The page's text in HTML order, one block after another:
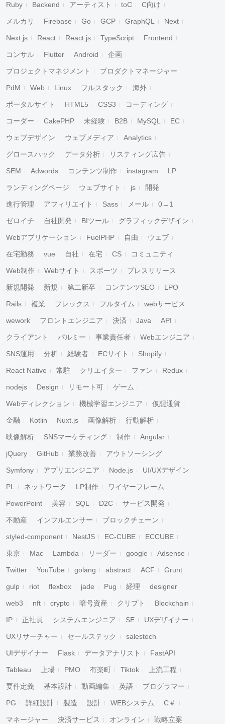
キャンセル 検索
Ruby Backend アーティスト toC C向け
メルカリ Firebase Go GCP GraphQL Next
Next.js React React.js TypeScript Frontend
コンサル Flutter Android 企画
プロジェクトマネジメント プロダクトマネージャー
PdM Web Linux フルスタック 海外
ポータルサイト HTML5 CSS3 コーディング
コーダー CakePHP 未経験 B2B MySQL EC
ウェブデザイン ウェブメディア Analytics
グロースハック データ分析 リスティング広告
SEM Adwords コンテンツ制作 instagram LP
ランディングページ ウェブサイト js 開発
進行管理 アフィリエイト Sass メール 0→1
ゼロイチ 自社開発 BIツール グラフィックデザイン
Webアプリケーション FuelPHP 自由 ウェブ
在宅勤務 vue 自社 在宅 CS コミュニティ
Web制作 Webサイト スポーツ プレスリリース
新規開発 新規 第二新卒 コンテンツSEO LPO
Rails 複業 フレックス フルタイム webサービス
wework フロントエンジニア 決済 Java API
クライアント パルミー 事業責任者 Webエンジニア
SNS運用 分析 経験者 ECサイト Shopify
React Native 常駐 クリエイター ファン Redux
nodejs Design リモート可 ゲーム
Webディレクション 機械学習エンジニア 仮想通貨
金融 Kotlin Nuxt.js 画像解析 行動解析
映像解析 SNSマーケティング 制作 Angular
jQuery GitHub 業務改善 アウトソーシング
Symfony アプリエンジニア Node.js UI/UXデザイン
PL ネットワーク LP制作 ワイヤーフレーム
PowerPoint 美容 SQL D2C サービス開発
不動産 インフルエンサー ブロックチェーン
styled-component NestJS EC-CUBE ECCUBE
東京 Mac Lambda リーダー google Adsense
Twitter YouTube golang abstract ACF Grunt
gulp riot flexbox jade Pug 経理 designer
web3 nft crypto 暗号資産 クリプト Blockchain
IP 正社員 システムエンジニア SE UXデザイナー
UXリサーチャー セールステック salestech
UIデザイナー Flask データアナリスト FastAPI
Tableau 上場 PMO 有楽町 Tiktok 上流工程
要件定義 基本設計 動画編集 英語 プログラマー
PG 詳細設計 製造 設計 WEBシステム C＃
マネージャー 決済サービス オンライン 戦略立案